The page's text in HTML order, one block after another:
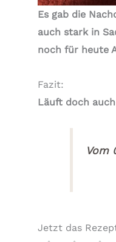
Es gab die
auch stark in
noch für heute
Fazit:
Läuft doch
Vom
Jetzt das